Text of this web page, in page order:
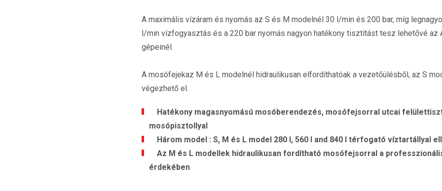
A maximális vízáram és nyomás az S és M modelnél 30 l/min és 200 bar, míg
l/min vízfogyasztás és a 220 bar nyomás nagyon hatékony tisztítást tesz lehetővé az
gépeinél.
A mosófejekaz M és L modelnél hidraulikusan elfordíthatóak a vezetőülésből, az S
végezhető el.
Hatékony magasnyomású mosóberendezés, mosófejsorral utcai
mosópisztollyal
Három model : S, M és L model 280 l, 560 l and 840 l térfogató víztartállyal
Az M és L modellek hidraulikusan fordítható mosófejsorral a
érdekében